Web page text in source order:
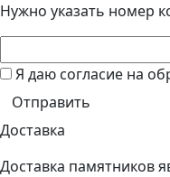
Нужно указать номер
Я даю согласие на
Доставка
Доставка памятников